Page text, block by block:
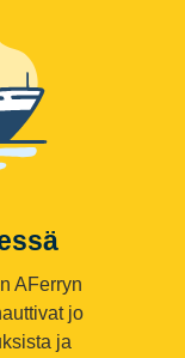
AFerryn
jo
ja